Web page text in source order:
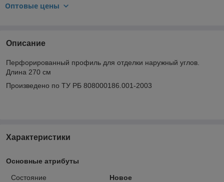
Оптовые цены
Описание
Перфорированный профиль для отделки наружный углов.
Длина 270 см
Произведено по ТУ РБ 808000186.001-2003
Характеристики
Основные атрибуты
Состояние
Новое